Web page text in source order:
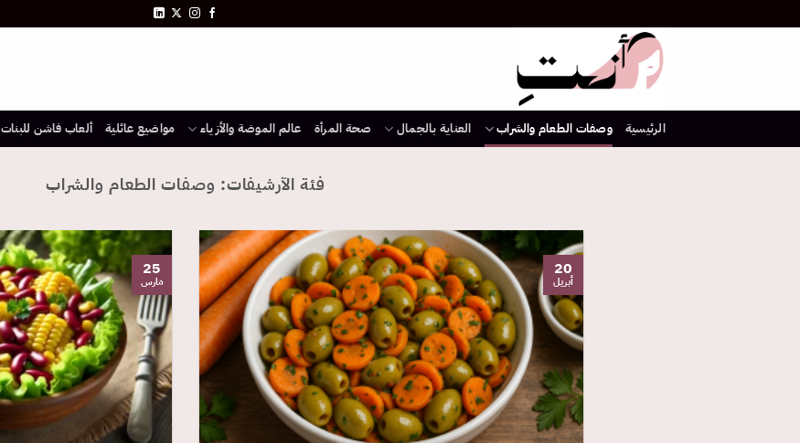
للمحتوى
الرئيسية وصفات الطعام والشراب العناية بالجمال صحة المرأة عالم الموضة والأزياء مواضيع عائلية ألعاب فاشن للبنات
فئة الآرشيفات: وصفات الطعام والشراب
20
أبريل
25
مارس